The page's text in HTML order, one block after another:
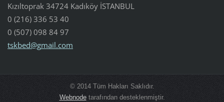
Kızıltoprak 34724 Kadıköy İSTANBUL
0 (216) 336 53 40
0 (507) 098 84 97
tskbed@gmail.com
© 2014 Tüm Hakları Saklıdır.
Webnodetarafından desteklenmiştir.